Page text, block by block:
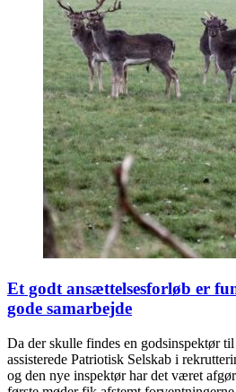
Et godt ansættelsesforløb er
gode samarbejde
Da der skulle findes en godsinspektør
assisterede Patriotisk Selskab i
og den nye inspektør har det været